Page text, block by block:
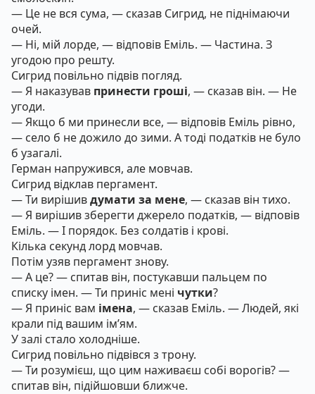
— Це не вся сума, — сказав Сигрид, не піднімаючи
очей.
— Ні, мій лорде, — відповів Еміль. — Частина. З
угодою про решту.
Сигрид повільно підвів погляд.
— Я наказував принести гроші, — сказав він. — Не
угоди.
— Якщо б ми принесли все, — відповів Еміль рівно,
— село б не дожило до зими. А тоді податків не було
б узагалі.
Герман напружився, але мовчав.
Сигрид відклав пергамент.
— Ти вирішивдумати за мене, — сказав він тихо.
— Я вирішив зберегти джерело податків, — відповів
Еміль. — І порядок. Без солдатів і крові.
Кілька секунд лорд мовчав.
Потім узяв пергамент знову.
— А це? — спитав він, постукавши пальцем по
списку імен. — Ти приніс мені чутки?
— Я приніс вам імена, — сказав Еміль. — Людей, які
крали під вашим ім’ям.
У залі стало холодніше.
Сигрид повільно підвівся з трону.
— Ти розумієш, що цим наживаєш собі ворогів? —
спитав він, підійшовши ближче.